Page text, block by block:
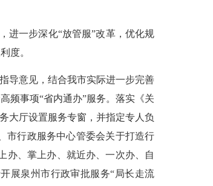
一步深化“放管服”改革，优化规
度。
导意见，结合我市实际进一步完善
频事项“省内通办”服务。落实《关
大厅设置服务专窗，并指定专人负
市行政服务中心管委会关于打造行
办、掌上办、就近办、一次办、自
展泉州市行政审批服务“局长走流